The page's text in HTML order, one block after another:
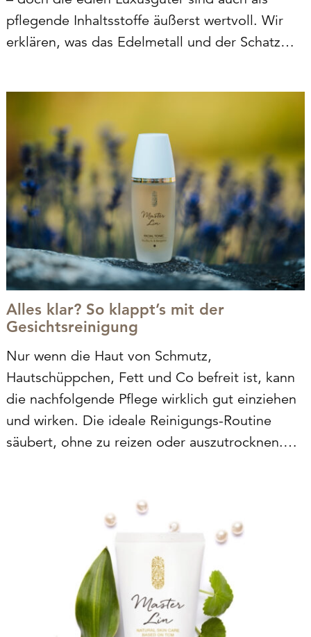
pflegende Inhaltsstoffe äußerst wertvoll. Wir
erklären, was das Edelmetall und der Schatz
Alles klar? So klappt’s mit der
Gesichtsreinigung
Nur wenn die Haut von Schmutz,
Hautschüppchen, Fett und Co befreit ist, kann
die nachfolgende Pflege wirklich gut einziehen
und wirken. Die ideale Reinigungs-Routine
säubert, ohne zu reizen oder auszutrocknen.
mehr im Wege steht.